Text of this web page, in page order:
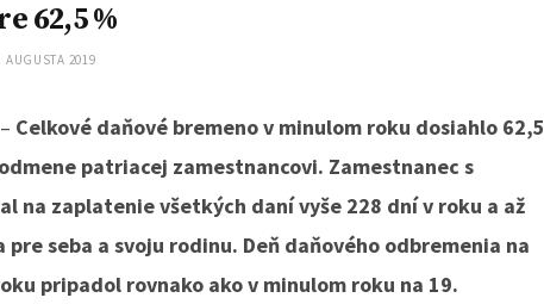
62,5 %
AUGUSTA 2019
Celkové daňové bremeno v minulom roku dosiahlo 62,5
patriacej zamestnancovi. Zamestnanec s
na zaplatenie všetkých daní vyše 228 dní v roku a až
seba a svoju rodinu. Deň daňového odbremenia na
pripadol rovnako ako v minulom roku na 19.